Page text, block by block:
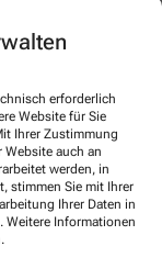
erforderlich
Website für Sie
Ihrer Zustimmung
auch an
werden, in
stimmen Sie mit Ihrer
Ihrer Daten in
Weitere Informationen